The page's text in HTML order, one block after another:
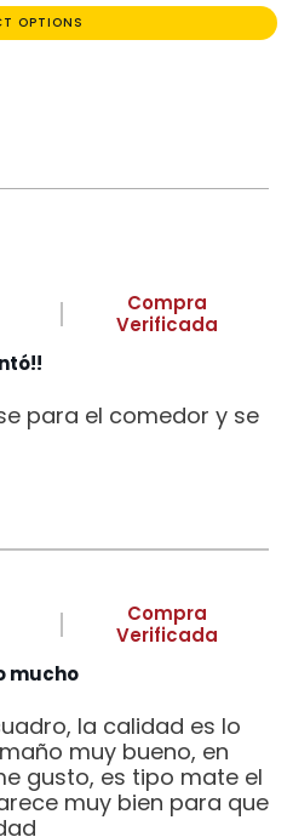
OPTIONS
Compra
Verificada
para el comedor y se
Compra
Verificada
mucho
la calidad es lo
muy bueno, en
gusto, es tipo mate el
muy bien para que